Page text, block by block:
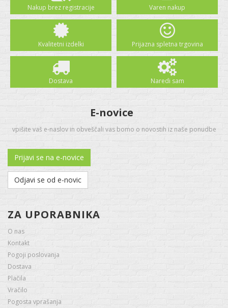
Nakup brez registracije Varen nakup
Kvalitetni izdelki Prijazna spletna trgovina
Dostava Naredi sam
E-novice
vpišite vaš e-naslov in obveščali vas bomo o novostih iz naše ponudbe
Prijavi se na e-novice
Odjavi se od e-novic
ZA UPORABNIKA
O nas
Kontakt
Pogoji poslovanja
Dostava
Plačila
Vračilo
Pogosta vprašanja